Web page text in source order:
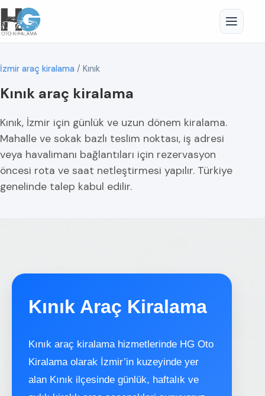
İzmir araç kiralama / Kınık
Kınık araç kiralama
Kınık, İzmir için günlük ve uzun dönem kiralama.
Mahalle ve sokak bazlı teslim noktası, iş adresi
veya havalimanı bağlantıları için rezervasyon
öncesi rota ve saat netleştirmesi yapılır. Türkiye
genelinde talep kabul edilir.
Kınık Araç Kiralama
Kınık araç kiralama hizmetlerinde HG Oto
Kiralama olarak İzmir’in kuzeyinde yer
alan Kınık ilçesinde günlük, haftalık ve